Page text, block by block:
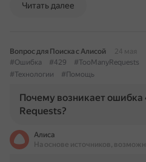
Читать далее
Вопрос для Поиска с Алисой
24 мая
#Ошибка
#429 #TooManyRequests
#Технологии
#Помощь
Почему возникает ошибка
Requests?
Алиса
На основе источников,